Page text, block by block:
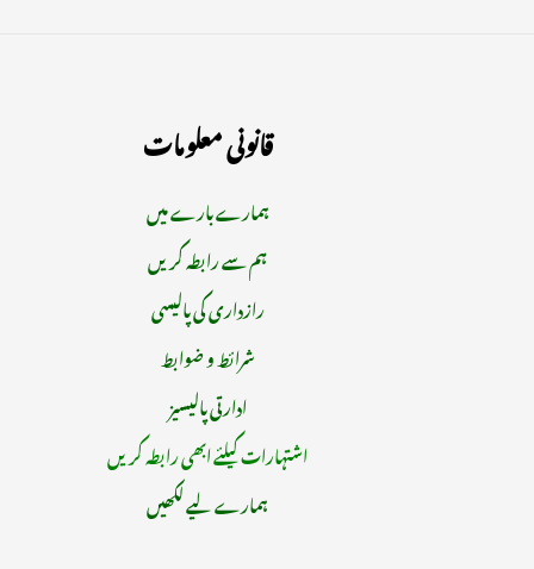
قانونی معلومات
ہمارے بارے میں
ہم سے رابطہ کریں
رازداری کی پالیسی
شرائط و ضوابط
ادارتی پالیسیز
اشتہارات کیلئے ابھی رابطہ کریں
ہمارے لیے لکھیں